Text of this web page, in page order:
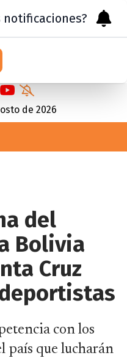
de 2026
del
Bolivia
Cruz
con los
país que lucharán